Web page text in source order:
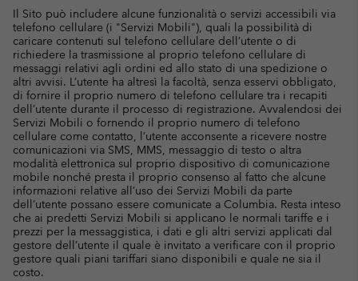
Il Sito può includere alcune funzionalità o servizi accessibili via
telefono cellulare (i "Servizi Mobili"), quali la possibilità di
caricare contenuti sul telefono cellulare dell’utente o di
richiedere la trasmissione al proprio telefono cellulare di
messaggi relativi agli ordini ed allo stato di una spedizione o
altri avvisi. L’utente ha altresì la facoltà, senza esservi obbligato,
di fornire il proprio numero di telefono cellulare tra i recapiti
dell’utente durante il processo di registrazione. Avvalendosi dei
Servizi Mobili o fornendo il proprio numero di telefono
cellulare come contatto, l’utente acconsente a ricevere nostre
comunicazioni via SMS, MMS, messaggio di testo o altra
modalità elettronica sul proprio dispositivo di comunicazione
mobile nonché presta il proprio consenso al fatto che alcune
informazioni relative all’uso dei Servizi Mobili da parte
dell’utente possano essere comunicate a Columbia. Resta inteso
che ai predetti Servizi Mobili si applicano le normali tariffe e i
prezzi per la messaggistica, i dati e gli altri servizi applicati dal
gestore dell’utente il quale è invitato a verificare con il proprio
gestore quali piani tariffari siano disponibili e quale ne sia il
costo.